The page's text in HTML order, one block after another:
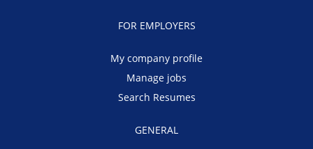
FOR EMPLOYERS
My company profile
Manage jobs
Search Resumes
GENERAL